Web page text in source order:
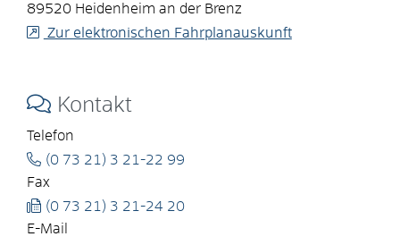
89520 Heidenheim an der Brenz
Zur elektronischen Fahrplanauskunft
Kontakt
Telefon
(0 73 21) 3 21-22 99
Fax
(0 73 21) 3 21-24 20
E-Mail